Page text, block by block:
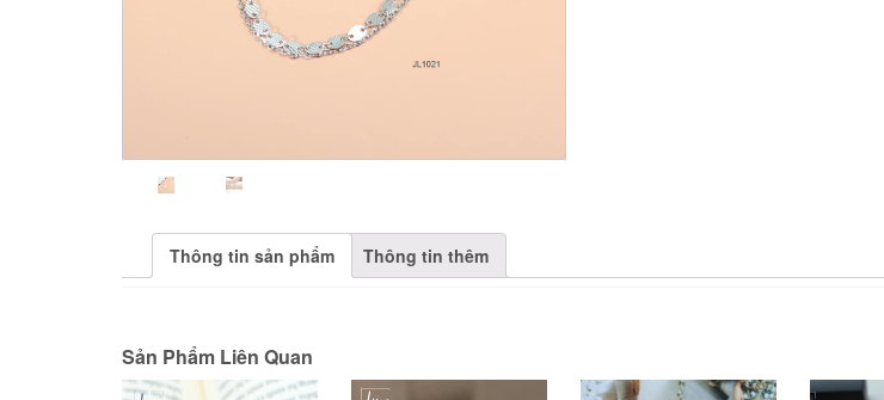
Thông tin sản phẩm Thông tin thêm
Sản Phẩm Liên Quan